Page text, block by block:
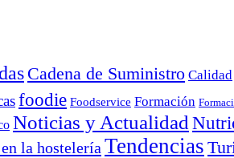
Cadena de Suministro Calidad
foodie Foodservice Formación
Noticias y Actualidad
la hostelería Tendencias